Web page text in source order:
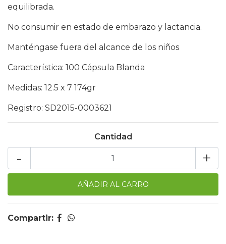
equilibrada.
No consumir en estado de embarazo y lactancia.
Manténgase fuera del alcance de los niños
Característica: 100 Cápsula Blanda
Medidas: 12.5 x 7 174gr
Registro: SD2015-0003621
Cantidad
+
-
Compartir: